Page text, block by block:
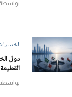
دول
القطيعة